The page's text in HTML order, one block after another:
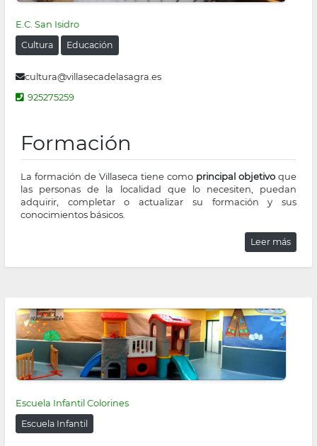
E.C. San Isidro
Cultura Educación
cultura@villasecadelasagra.es
925275259
Formación
La formación de Villaseca tiene como principal objetivo que
las personas de la localidad que lo necesiten, puedan
adquirir, completar o actualizar su formación y sus
conocimientos básicos.
Leer más
Escuela Infantil Colorines
Escuela Infantil